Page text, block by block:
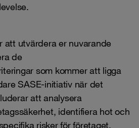
att utvärdera er nuvarande
de
som kommer att ligga
SASE-initiativ när det
att analysera
identifiera hot och
risker för företaget.